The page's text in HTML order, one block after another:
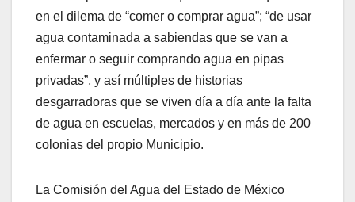
en el dilema de “comer o comprar agua”; “de usar
agua contaminada a sabiendas que se van a
enfermar o seguir comprando agua en pipas
privadas”, y así múltiples de historias
desgarradoras que se viven día a día ante la falta
de agua en escuelas, mercados y en más de 200
colonias del propio Municipio.
La Comisión del Agua del Estado de México